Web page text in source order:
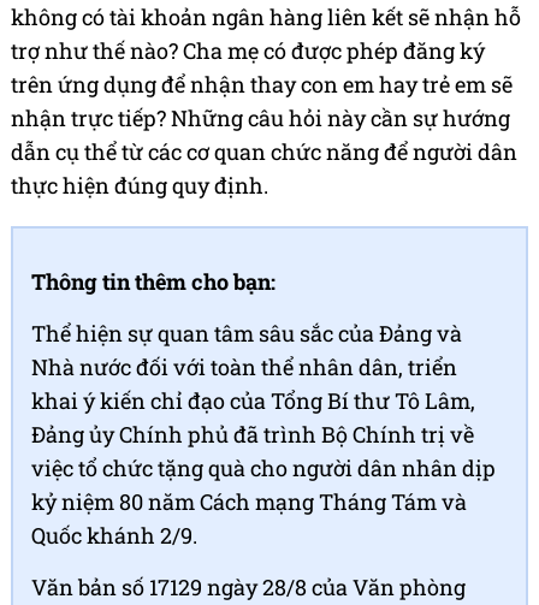
không có tài khoản ngân hàng liên kết sẽ nhận hỗ
trợ như thế nào? Cha mẹ có được phép đăng ký
trên ứng dụng để nhận thay con em hay trẻ em sẽ
nhận trực tiếp? Những câu hỏi này cần sự hướng
dẫn cụ thể từ các cơ quan chức năng để người dân
thực hiện đúng quy định.
Thông tin thêm cho bạn:
Thể hiện sự quan tâm sâu sắc của Đảng và
Nhà nước đối với toàn thể nhân dân, triển
khai ý kiến chỉ đạo của Tổng Bí thư Tô Lâm,
Đảng ủy Chính phủ đã trình Bộ Chính trị về
việc tổ chức tặng quà cho người dân nhân dịp
kỷ niệm 80 năm Cách mạng Tháng Tám và
Quốc khánh 2/9.
Văn bản số 17129 ngày 28/8 của Văn phòng